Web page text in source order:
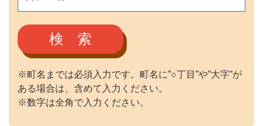
検 索
※町名までは必須入力です。町名に”○丁目”や”大字”が
ある場合は、含めて入力ください。
※数字は全角で入力ください。